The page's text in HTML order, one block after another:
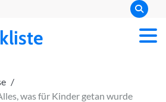
was für Kinder getan wurde